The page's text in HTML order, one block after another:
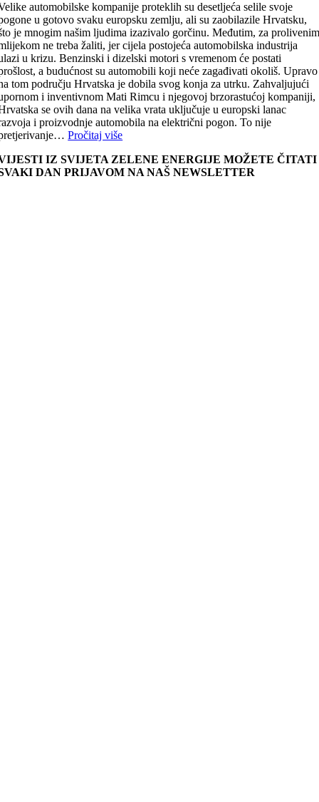
automobilske kompanije proteklih su desetljeća selile svoje
u gotovo svaku europsku zemlju, ali su zaobilazile Hrvatsku,
je mnogim našim ljudima izazivalo gorčinu. Međutim, za
ne treba žaliti, jer cijela postojeća automobilska industrija
u krizu. Benzinski i dizelski motori s vremenom će postati
a budućnost su automobili koji neće zagađivati okoliš. Upravo
tom području Hrvatska je dobila svog konja za utrku. Zahvaljujući
i inventivnom Mati Rimcu i njegovoj brzorastućoj kompaniji,
se ovih dana na velika vrata uključuje u europski lanac
i proizvodnje automobila na električni pogon. To nije
Pročitaj više
IZ SVIJETA ZELENE ENERGIJE MOŽETE ČITATI
DAN PRIJAVOM NA NAŠ NEWSLETTER